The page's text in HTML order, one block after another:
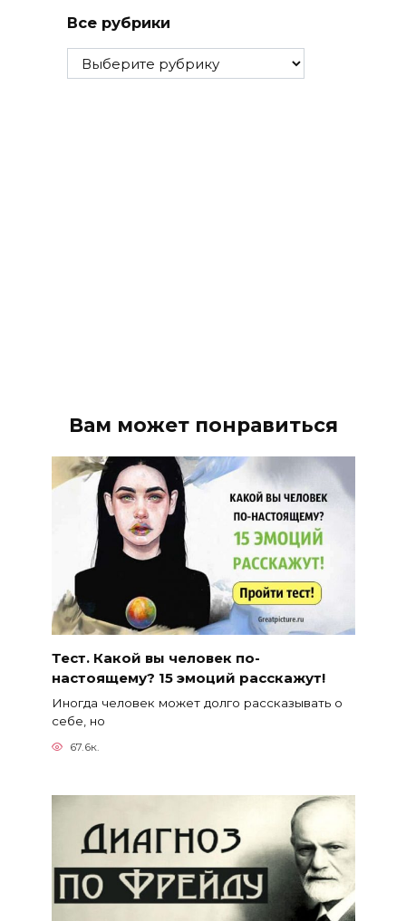
Все рубрики
Все
рубрики
Вам может понравиться
Тест. Какой вы человек по-
настоящему? 15 эмоций расскажут!
Иногда человек может долго рассказывать о
себе, но
67.6к.